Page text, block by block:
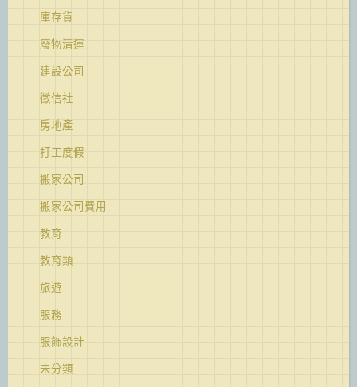
庫存貨
廢物清運
建設公司
徵信社
房地產
打工度假
搬家公司
搬家公司費用
教育
教育類
旅遊
服務
服飾設計
未分類